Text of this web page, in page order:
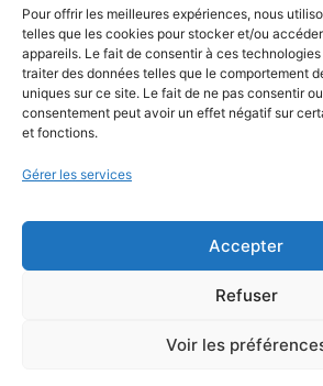
Pour offrir les meilleures expériences, nous
telles que les cookies pour stocker et/ou
appareils. Le fait de consentir à ces
traiter des données telles que le comportement
uniques sur ce site. Le fait de ne pas consentir
consentement peut avoir un effet négatif sur
et fonctions.
Gérer les services
Accepter
Refuser
Voir les
Bureau d’études